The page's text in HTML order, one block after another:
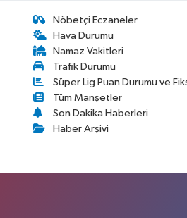
Nöbetçi Eczaneler
Hava Durumu
Namaz Vakitleri
Trafik Durumu
Süper Lig Puan Durumu ve
Tüm Manşetler
Son Dakika Haberleri
Haber Arşivi